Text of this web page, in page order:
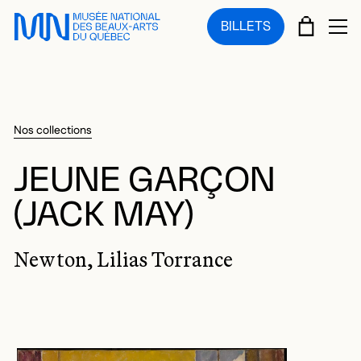
Sauter au menu principal
Sauter au contenu principal
Sauter au pied de page
BILLETS PANIER
Nos collections
JEUNE GARÇON
(JACK MAY)
Newton, Lilias Torrance